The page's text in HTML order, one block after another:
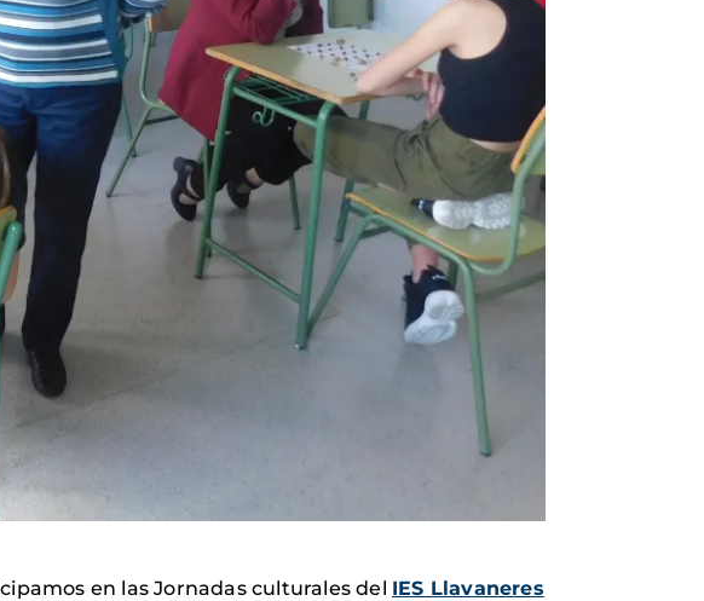
en las Jornadas culturales del IES Llavaneres